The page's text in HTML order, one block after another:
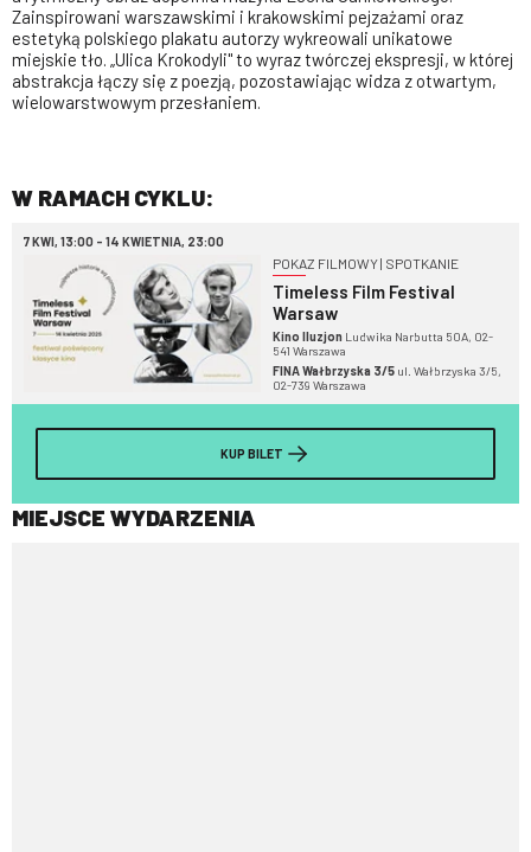
Zainspirowani warszawskimi i krakowskimi pejzażami oraz
estetyką polskiego plakatu autorzy wykreowali unikatowe
miejskie tło. „Ulica Krokodyli" to wyraz twórczej ekspresji, w której
abstrakcja łączy się z poezją, pozostawiając widza z otwartym,
wielowarstwowym przesłaniem.
W RAMACH CYKLU:
7 KWI, 13:00 - 14 KWIETNIA, 23:00
POKAZ FILMOWY | SPOTKANIE
Timeless Film Festival
Warsaw
Kino Iluzjon Ludwika Narbutta 50A, 02-
541 Warszawa
FINA Wałbrzyska 3/5 ul. Wałbrzyska 3/5,
02-739 Warszawa
KUP BILET
MIEJSCE WYDARZENIA